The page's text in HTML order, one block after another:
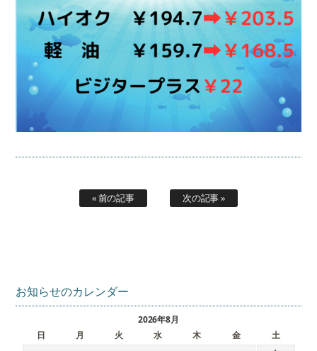
« 前の記事 次の記事 »
お知らせのカレンダー
2026年8月
日
月 火 水 木 金 土